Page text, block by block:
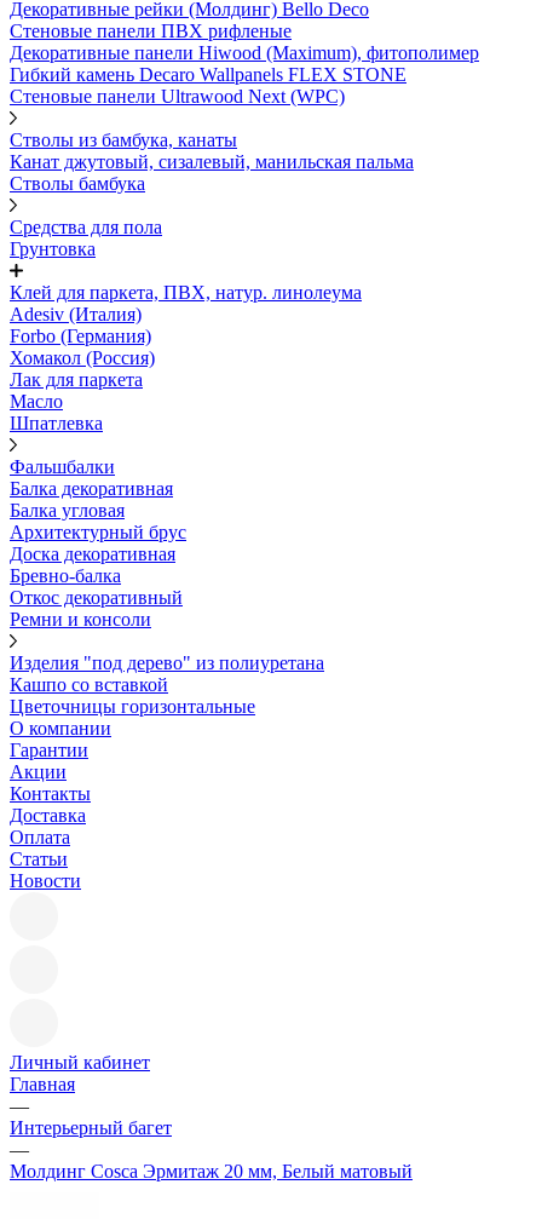
Декоративные рейки (Молдинг) Bello Deco
Стеновые панели ПВХ рифленые
Декоративные панели Hiwood (Maximum), фитополимер
Гибкий камень Decaro Wallpanels FLEX STONE
Стеновые панели Ultrawood Next (WPC)
Стволы из бамбука, канаты
Канат джутовый, сизалевый, манильская пальма
Стволы бамбука
Средства для пола
Грунтовка
Клей для паркета, ПВХ, натур. линолеума
Adesiv (Италия)
Forbo (Германия)
Хомакол (Россия)
Лак для паркета
Масло
Шпатлевка
Фальшбалки
Балка декоративная
Балка угловая
Архитектурный брус
Доска декоративная
Бревно-балка
Откос декоративный
Ремни и консоли
Изделия "под дерево" из полиуретана
Кашпо со вставкой
Цветочницы горизонтальные
О компании
Гарантии
Акции
Контакты
Доставка
Оплата
Статьи
Новости
Личный кабинет
Главная
—
Интерьерный багет
—
Молдинг Cosca Эрмитаж 20 мм, Белый матовый